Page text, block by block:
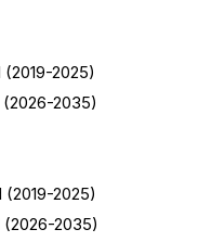
2025)
2035)
2025)
2035)